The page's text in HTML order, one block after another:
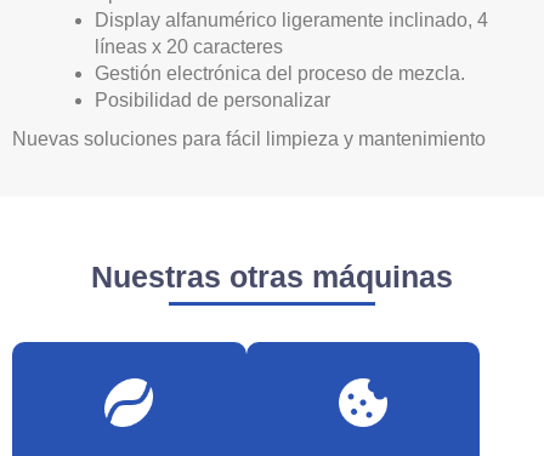
Display alfanumérico ligeramente inclinado, 4
líneas x 20 caracteres
Gestión electrónica del proceso de mezcla.
Posibilidad de personalizar
Nuevas soluciones para fácil limpieza y mantenimiento
Nuestras otras máquinas